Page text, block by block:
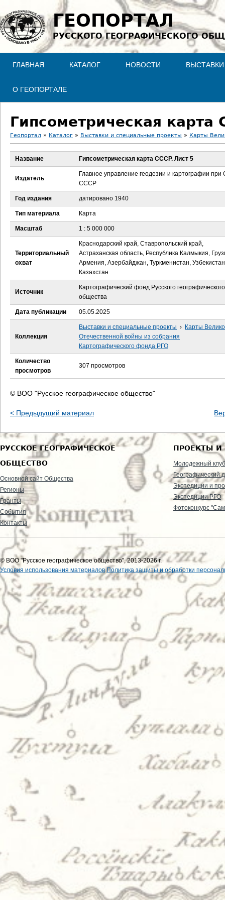
Jump to navigation
ГЕОПОРТАЛ
РУССКОГО ГЕОГРАФИЧЕСКОГО
ГЛАВНАЯ КАТАЛОГ НОВОСТИ ВЫСТАВКИ
О ГЕОПОРТАЛЕ
Гипсометрическая карта
В
з
д
е
с
Геопортал » Каталог » Выставки и специальные проекты » Карты
Название Гипсометрическая карта СССР. Лист 5
Издатель
Главное управление геодезии и картографии при
СССР
Год издания датировано 1940
Тип материала Карта
Масштаб 1 : 5 000 000
Территориальный
охват
Краснодарский край, Ставропольский край,
Астраханская область, Республика Калмыкия,
Армения, Азербайджан, Туркменистан,
Казахстан
Источник
Картографический фонд Русского географического
общества
Дата публикации 05.05.2025
Коллекция
Выставки и специальные проекты › Карты
Отечественной войны из собрания
Картографического фонда РГО
Количество
просмотров
307 просмотров
© ВОО "Русское географическое общество"
< Предыдущий материал
РУССКОЕ ГЕОГРАФИЧЕСКОЕ
ОБЩЕСТВО
Основной сайт Общества
Регионы
Гранты
События
Контакты
ПРОЕКТЫ И
Молодежный клуб
Географический
Экспедиции и
Экспедиции РГО
Фотоконкурс
© ВОО "Русское географическое общество", 2013-2026 г.
Условия использования материалов Политика защиты и обработки